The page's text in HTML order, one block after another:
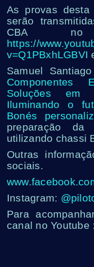
As provas desta
serão
CBA
https://
v=Q1PBxhLGBVI
Samuel
Componentes
Soluções em
Iluminando o
Bonés
preparação
utilizando chassi
Outras
sociais.
Instagram:
Para
canal no Youtube :